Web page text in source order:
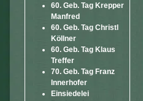
60. Geb. Tag Krepper
Manfred
60. Geb. Tag Christl
Köllner
60. Geb. Tag Klaus
Treffer
70. Geb. Tag Franz
Innerhofer
Einsiedelei